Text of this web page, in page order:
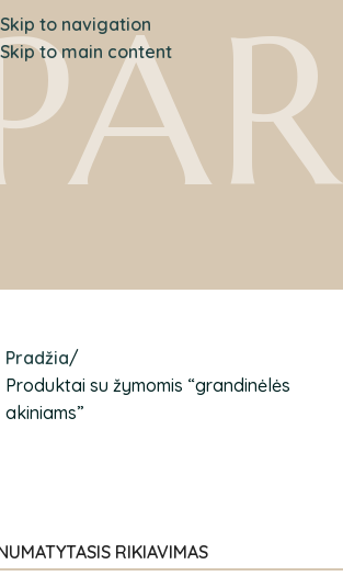
Skip to navigation
Skip to main content
Pradžia
Produktai su žymomis “grandinėlės
akiniams”